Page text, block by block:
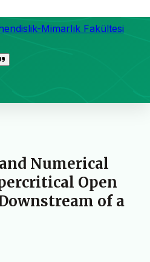
Mimarlık Fakültesi
Numerical
Open
of a